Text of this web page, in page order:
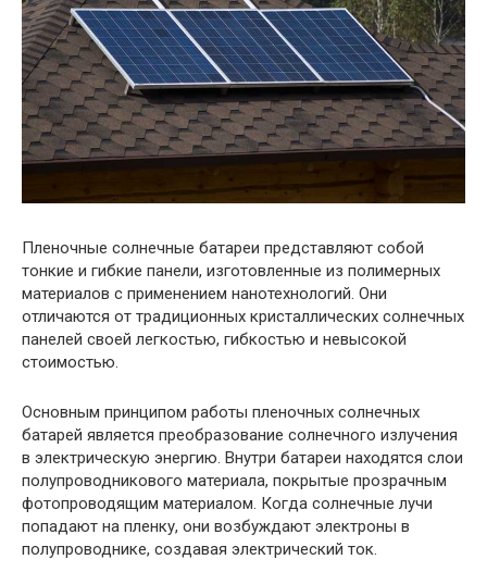
Пленочные солнечные батареи представляют собой
тонкие и гибкие панели, изготовленные из полимерных
материалов с применением нанотехнологий. Они
отличаются от традиционных кристаллических солнечных
панелей своей легкостью, гибкостью и невысокой
стоимостью.
Основным принципом работы пленочных солнечных
батарей является преобразование солнечного излучения
в электрическую энергию. Внутри батареи находятся слои
полупроводникового материала, покрытые прозрачным
фотопроводящим материалом. Когда солнечные лучи
попадают на пленку, они возбуждают электроны в
полупроводнике, создавая электрический ток.